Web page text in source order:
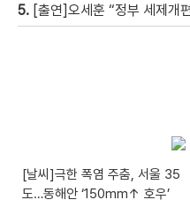
5. [출연]오세훈 “정부 세제개
[날씨]극한 폭염 주춤, 서울 35
도…동해안 ‘150mm↑ 호우’